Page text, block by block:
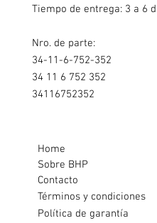
Tiempo de entrega: 3 a 6
Nro. de parte:
34-11-6-752-352
34 11 6 752 352
34116752352
Home
Sobre BHP
Contacto
Términos y condiciones
Política de garantía